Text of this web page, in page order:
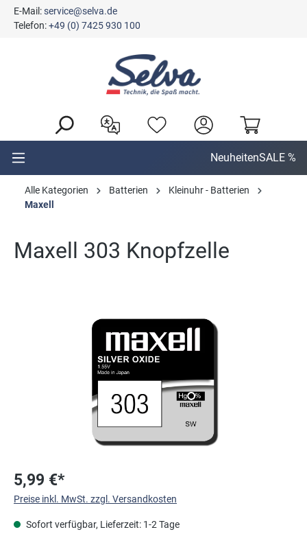
springen
E-Mail:service@selva.de
Telefon:+49 (0) 7425 930 100
NeuheitenSALE %
Alle Kategorien Batterien
Kleinuhr - Batterien
Maxell
Maxell 303 Knopfzelle
5,99 €*
Preise inkl. MwSt. zzgl. Versandkosten
Sofort verfügbar, Lieferzeit: 1-2 Tage